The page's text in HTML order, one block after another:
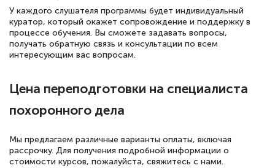
У каждого слушателя программы будет индивидуальный
куратор, который окажет сопровождение и поддержку в
процессе обучения. Вы сможете задавать вопросы,
получать обратную связь и консультации по всем
интересующим вас вопросам.
Цена переподготовки на специалиста
похоронного дела
Мы предлагаем различные варианты оплаты, включая
рассрочку. Для получения подробной информации о
стоимости курсов, пожалуйста, свяжитесь с нами.